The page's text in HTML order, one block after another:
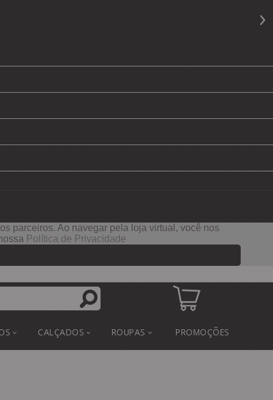
parceiros. Ao navegar pela loja virtual, você nos
Política de Privacidade
CALÇADOS ROUPAS PROMOÇÕES